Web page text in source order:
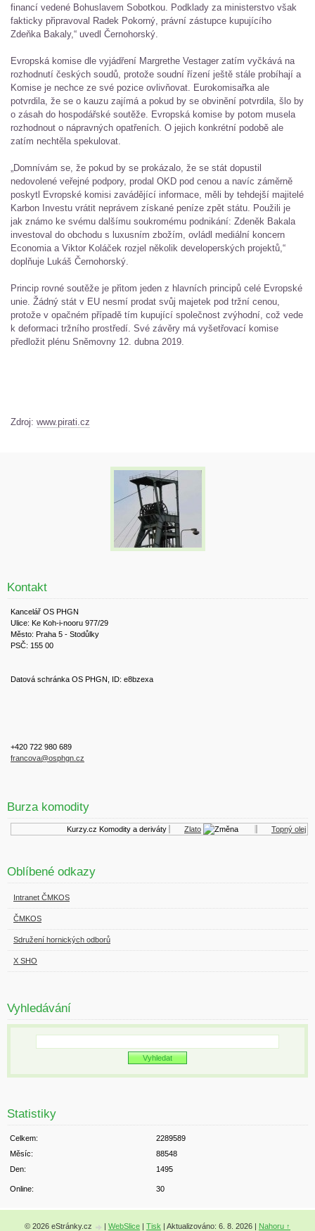
financí vedené Bohuslavem Sobotkou. Podklady za ministerstvo však
fakticky připravoval Radek Pokorný, právní zástupce kupujícího
Zdeňka Bakaly,“ uvedl Černohorský.
Evropská komise dle vyjádření Margrethe Vestager zatím vyčkává na
rozhodnutí českých soudů, protože soudní řízení ještě stále probíhají a
Komise je nechce ze své pozice ovlivňovat. Eurokomisařka ale
potvrdila, že se o kauzu zajímá a pokud by se obvinění potvrdila, šlo by
o zásah do hospodářské soutěže. Evropská komise by potom musela
rozhodnout o nápravných opatřeních. O jejich konkrétní podobě ale
zatím nechtěla spekulovat.
„Domnívám se, že pokud by se prokázalo, že se stát dopustil
nedovolené veřejné podpory, prodal OKD pod cenou a navíc záměrně
poskytl Evropské komisi zavádějící informace, měli by tehdejší majitelé
Karbon Investu vrátit neprávem získané peníze zpět státu. Použili je
jak známo ke svému dalšímu soukromému podnikání: Zdeněk Bakala
investoval do obchodu s luxusním zbožím, ovládl mediální koncern
Economia a Viktor Koláček rozjel několik developerských projektů,“
doplňuje Lukáš Černohorský.
Princip rovné soutěže je přitom jeden z hlavních principů celé Evropské
unie. Žádný stát v EU nesmí prodat svůj majetek pod tržní cenou,
protože v opačném případě tím kupující společnost zvýhodní, což vede
k deformaci tržního prostředí. Své závěry má vyšetřovací komise
předložit plénu Sněmovny 12. dubna 2019.
Zdroj: www.pirati.cz
Kontakt
Kancelář OS PHGN
Ulice: Ke Koh-i-nooru 977/29
Město: Praha 5 - Stodůlky
PSČ: 155 00
Datová schránka OS PHGN, ID: e8bzexa
+420 722 980 689
francova@osphgn.cz
Burza komodity
Kurzy.cz Komodity a deriváty Zlato Topný olej
Oblíbené odkazy
Intranet ČMKOS
ČMKOS
Sdružení hornických odborů
X SHO
Vyhledávání
Statistiky
Online: 30
Celkem:
2289589
Měsíc:
88548
Den:
1495
© 2026 eStránky.cz | WebSlice | Tisk | Aktualizováno: 6. 8. 2026 | Nahoru ↑